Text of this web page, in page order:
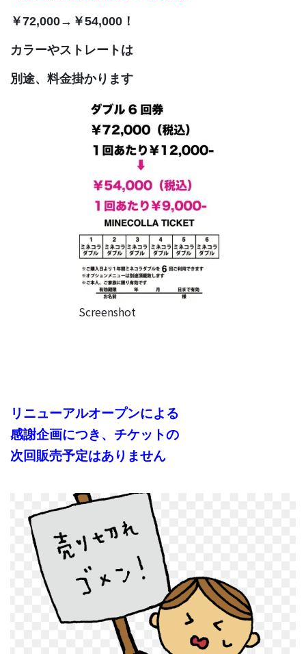
￥72,000→￥54,000！
カラーやストレートは
別途、料金掛かります
Screenshot
リニューアルオープンによる
感謝企画につき、 チケットの
次回販売予定はありません